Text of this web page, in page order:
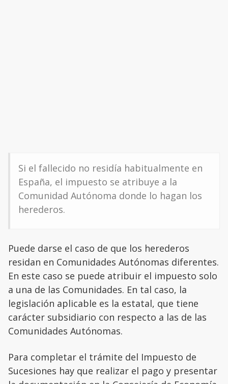
Si el fallecido no residía habitualmente en
España, el impuesto se atribuye a la
Comunidad Autónoma donde lo hagan los
herederos.
Puede darse el caso de que los herederos
residan en Comunidades Autónomas diferentes.
En este caso se puede atribuir el impuesto solo
a una de las Comunidades. En tal caso, la
legislación aplicable es la estatal, que tiene
carácter subsidiario con respecto a las de las
Comunidades Autónomas.
Para completar el trámite del Impuesto de
Sucesiones hay que realizar el pago y presentar